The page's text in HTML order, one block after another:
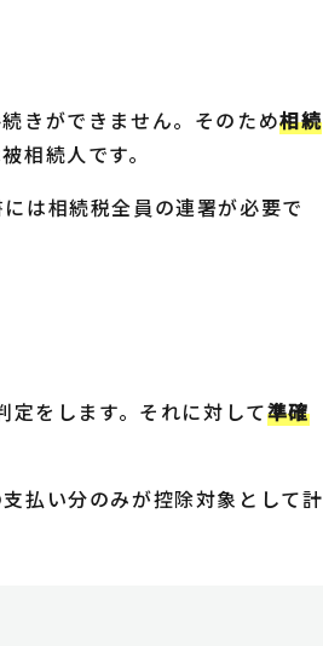
きができません。そのため相続
相続人です。
は相続税全員の連署が必要で
をします。それに対して準確
払い分のみが控除対象として計